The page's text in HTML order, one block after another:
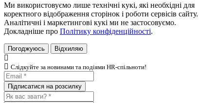
Ми використовуємо лише технічні кукі, які необхідні для
коректного відображення сторінок і роботи сервісів сайту.
Аналітичні і маркетингові кукі ми не застосовуємо.
Докладніше про Політику конфіденційності.
Погоджуюсь Відхиляю
Слiдкуйте за новинами та подiями HR-спiльноти!